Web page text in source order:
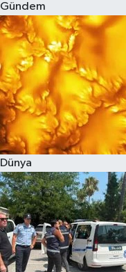
Gündem
Dünya